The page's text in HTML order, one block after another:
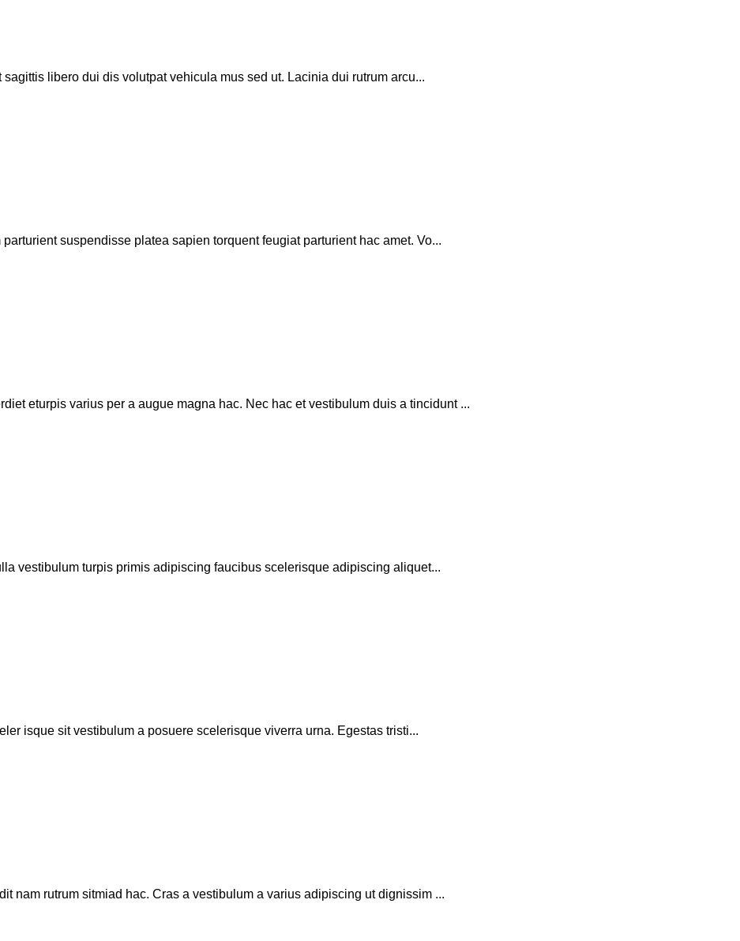
libero dui dis volutpat vehicula mus sed ut. Lacinia dui rutrum arcu...
suspendisse platea sapien torquent feugiat parturient hac amet. Vo...
eturpis varius per a augue magna hac. Nec hac et vestibulum duis a tincidunt ...
vestibulum turpis primis adipiscing faucibus scelerisque adipiscing aliquet...
isque sit vestibulum a posuere scelerisque viverra urna. Egestas tristi...
nam rutrum sitmiad hac. Cras a vestibulum a varius adipiscing ut dignissim ...